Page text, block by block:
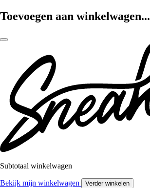
Toevoegen aan winkelwagen...
Subtotaal winkelwagen
Bekijk mijn winkelwagen Verder winkelen